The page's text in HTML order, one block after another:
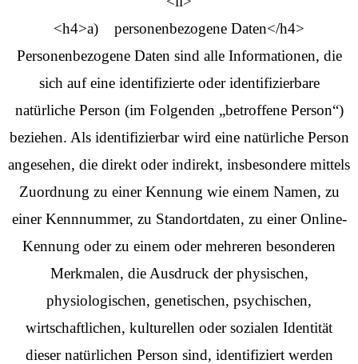
<h4>a) personenbezogene Daten</h4>
Personenbezogene Daten sind alle Informationen, die
sich auf eine identifizierte oder identifizierbare
natürliche Person (im Folgenden „betroffene Person“)
beziehen. Als identifizierbar wird eine natürliche Person
angesehen, die direkt oder indirekt, insbesondere mittels
Zuordnung zu einer Kennung wie einem Namen, zu
einer Kennnummer, zu Standortdaten, zu einer Online-
Kennung oder zu einem oder mehreren besonderen
Merkmalen, die Ausdruck der physischen,
physiologischen, genetischen, psychischen,
wirtschaftlichen, kulturellen oder sozialen Identität
dieser natürlichen Person sind, identifiziert werden